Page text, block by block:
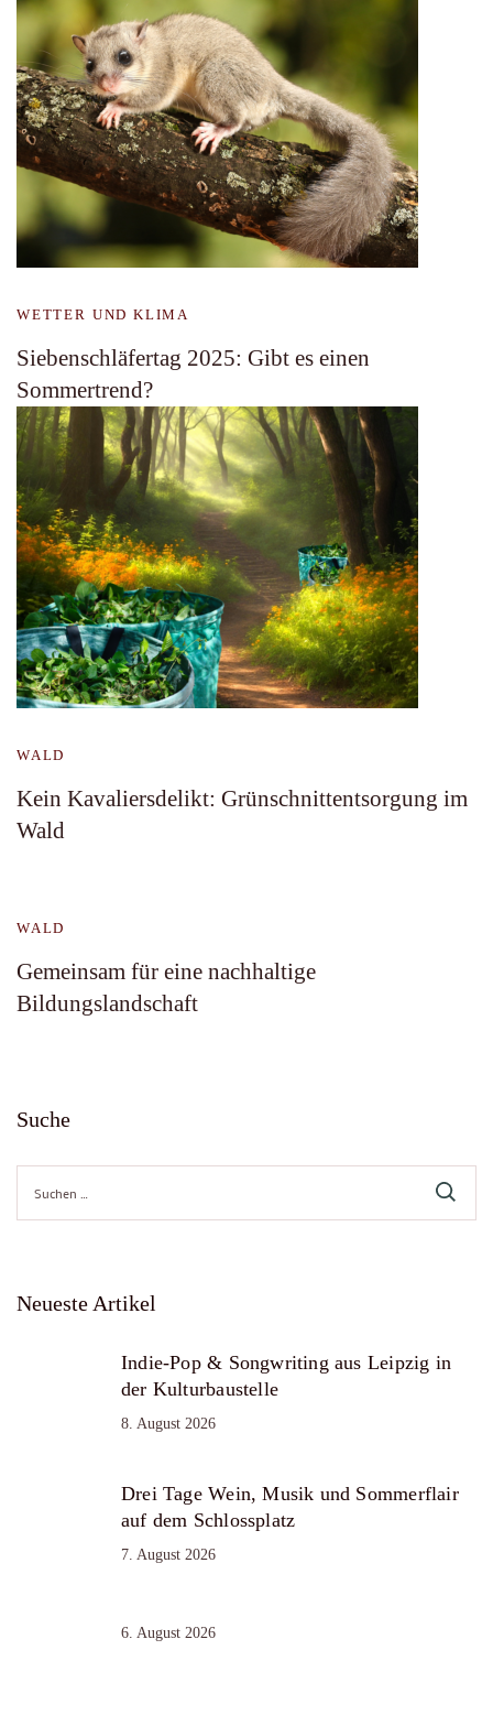
WETTER UND KLIMA
Siebenschläfertag 2025: Gibt es einen
Sommertrend?
WALD
Kein Kavaliersdelikt: Grünschnittentsorgung im
Wald
WALD
Gemeinsam für eine nachhaltige
Bildungslandschaft
Suche
nach:
Neueste Artikel
Indie-Pop & Songwriting aus Leipzig in
der Kulturbaustelle
8. August 2026
Drei Tage Wein, Musik und Sommerflair
auf dem Schlossplatz
7. August 2026
6. August 2026